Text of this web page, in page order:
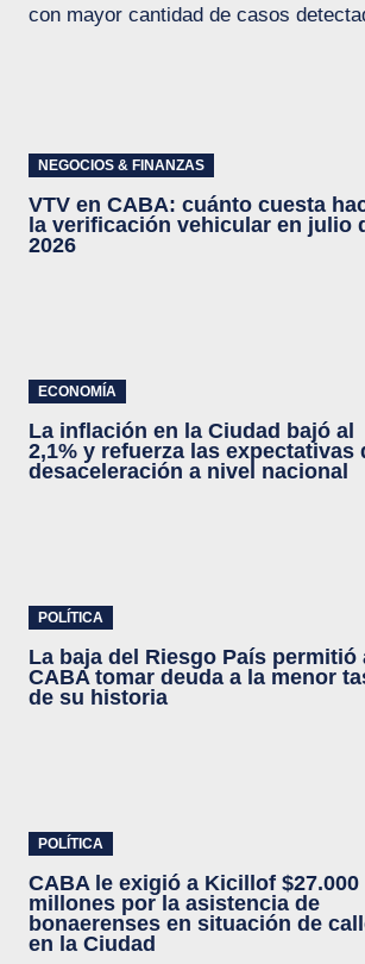
con mayor cantidad de casos
NEGOCIOS & FINANZAS
VTV en CABA: cuánto cuesta
la verificación vehicular en julio
2026
ECONOMÍA
La inflación en la Ciudad bajó al
2,1% y refuerza las expectativas
desaceleración a nivel nacional
POLÍTICA
La baja del Riesgo País permitió
CABA tomar deuda a la menor
de su historia
POLÍTICA
CABA le exigió a Kicillof $27.000
millones por la asistencia de
bonaerenses en situación de
en la Ciudad